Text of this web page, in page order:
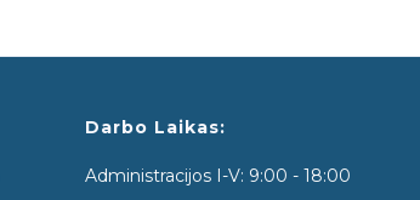
Darbo Laikas:
Administracijos I-V: 9:00 - 18:00